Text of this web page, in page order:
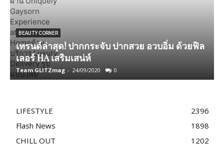
BEAUTY CORNER
เทรนด์ล่าสุ​ด!​ ปากกระจับ ปากสวย อวบอิ่ม ด้วยฟิล
เลอร์ HA​ เสริมเสน่ห์
Team GLITZmag - 24/09/2020 0
LIFESTYLE
2396
Flash News
1898
CHILL OUT
1202